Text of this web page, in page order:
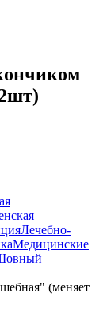
Лечебно-
Медицинские
(меняет